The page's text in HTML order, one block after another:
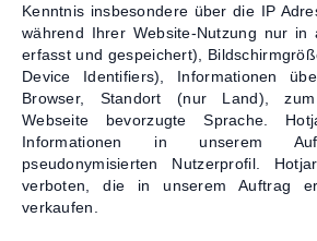
Kenntnis insbesondere über die IP
während Ihrer Website-Nutzung nur in
erfasst und gespeichert),
Device Identifiers), Informationen
Browser, Standort (nur Land),
Webseite bevorzugte Sprache.
Informationen in unserem
pseudonymisierten Nutzerprofil.
verboten, die in unserem Auftrag
verkaufen.